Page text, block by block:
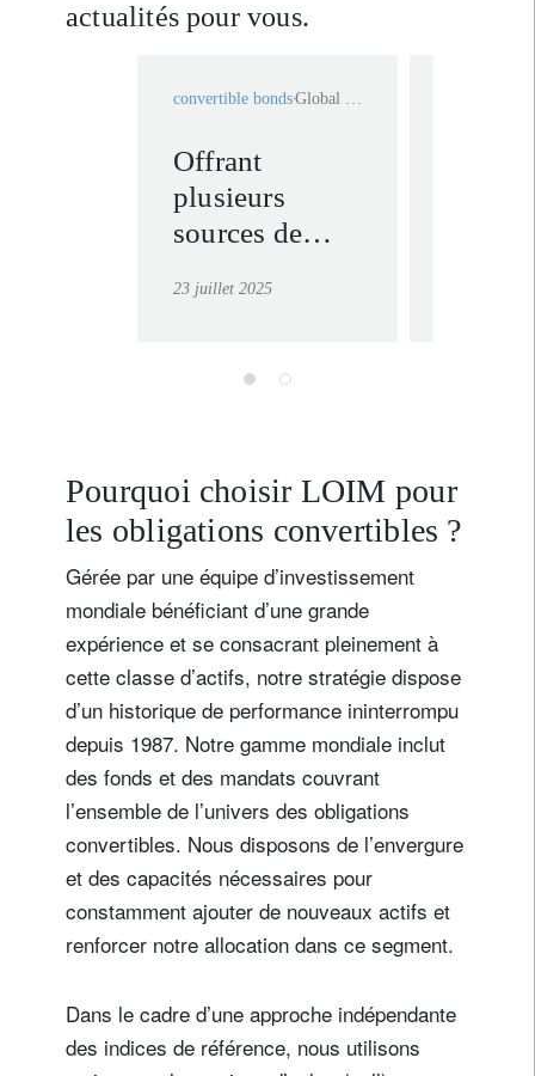
actualités pour vous.
convertible bonds Global Convertible Bonds
Offrant
plusieurs
sources de
les obligations
conviennent
incertains
d’aujourd’hui
23 juillet 2025
Pourquoi choisir LOIM pour
les obligations convertibles ?
Gérée par une équipe d’investissement
mondiale bénéficiant d’une grande
expérience et se consacrant pleinement à
cette classe d’actifs, notre stratégie dispose
d’un historique de performance ininterrompu
depuis 1987. Notre gamme mondiale inclut
des fonds et des mandats couvrant
l’ensemble de l’univers des obligations
convertibles. Nous disposons de l’envergure
et des capacités nécessaires pour
constamment ajouter de nouveaux actifs et
renforcer notre allocation dans ce segment.
Dans le cadre d’une approche indépendante
des indices de référence, nous utilisons